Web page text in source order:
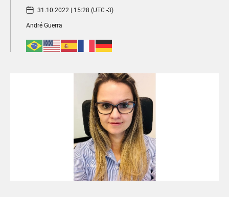
31.10.2022 | 15:28 (UTC -3)
André Guerra